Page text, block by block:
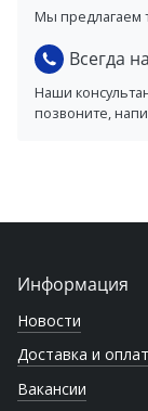
Мы предлагаем
Всегда
Наши
позвоните,
Информация
Новости
Доставка и
Вакансии